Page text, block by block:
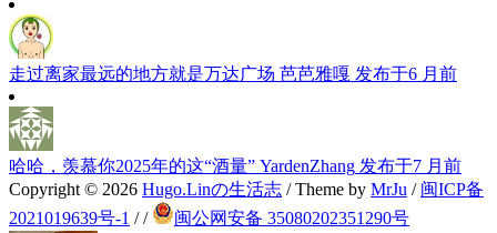
走过离家最远的地方就是万达广场 芭芭雅嘎 发布于6 月前
哈哈，羡慕你2025年的这“酒量” YardenZhang 发布于7 月前
Copyright © 2026 Hugo.Linの生活志 / Theme by MrJu / 闽ICP备
2021019639号-1 // 闽公网安备 35080202351290号